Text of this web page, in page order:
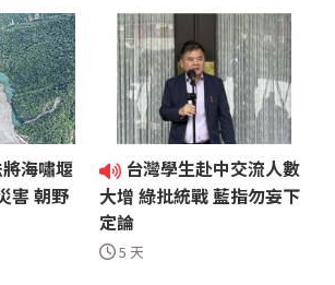
海嘯堰
害 朝野
台灣學生赴中交流人數
大增 綠批統戰 藍指勿妄下
定論
5 天